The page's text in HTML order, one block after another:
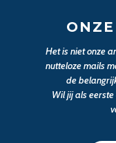
Het is niet onze
nutteloze mails
de
Wil jij als